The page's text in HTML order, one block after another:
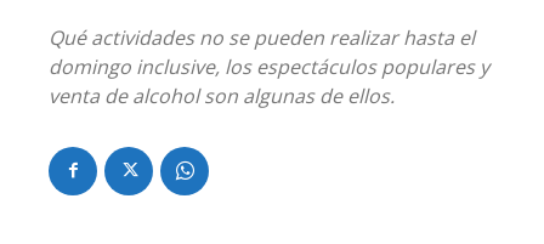
Qué actividades no se pueden realizar hasta el
domingo inclusive, los espectáculos populares y
venta de alcohol son algunas de ellos.